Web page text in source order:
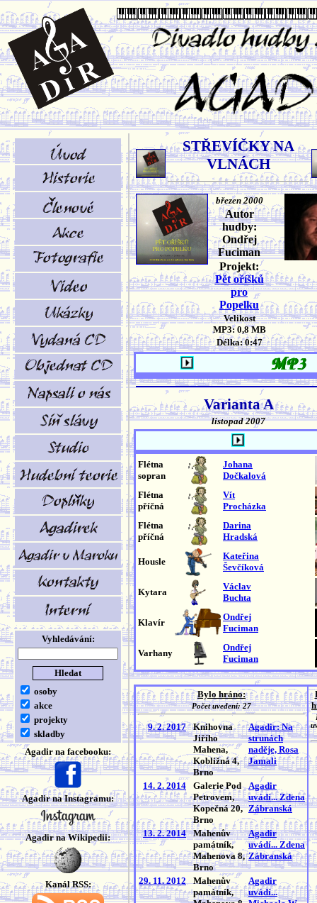
Vyhledávání:
osoby
akce
projekty
skladby
Agadir na facebooku:
Agadir na Instagramu:
Agadir na Wikipedii:
Kanál RSS:
STŘEVÍČKY NA
VLNÁCH
březen 2000
Autor
hudby:
Ondřej
Fuciman
Projekt:
Pět oříšků
pro
Popelku
Velikost
MP3: 0,8 MB
Délka: 0:47
Varianta A
listopad 2007
Flétna
sopran
Johana
Dočkalová
Flétna
příčná
Vít
Procházka
Flétna
příčná
Darina
Hradská
Housle
Kateřina
Ševčíková
Kytara
Václav
Buchta
Klavír
Ondřej
Fuciman
Varhany
Ondřej
Fuciman
Bylo hráno:
Počet uvedení: 27
9. 2. 2017
Knihovna
Jiřího
Mahena,
Kobližná 4,
Brno
Agadir: Na
strunách
naděje, Rosa
Jamali
14. 2. 2014
Galerie Pod
Petrovem,
Kopečná 20,
Brno
Agadir
uvádí... Zdena
Zábranská
13. 2. 2014
Mahenův
památník,
Mahenova 8,
Brno
Agadir
uvádí... Zdena
Zábranská
29. 11. 2012
Mahenův
památník,
Agadir
uvádí...